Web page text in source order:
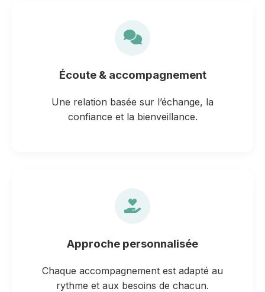
Écoute & accompagnement
Une relation basée sur l’échange, la
confiance et la bienveillance.
Approche personnalisée
Chaque accompagnement est adapté au
rythme et aux besoins de chacun.